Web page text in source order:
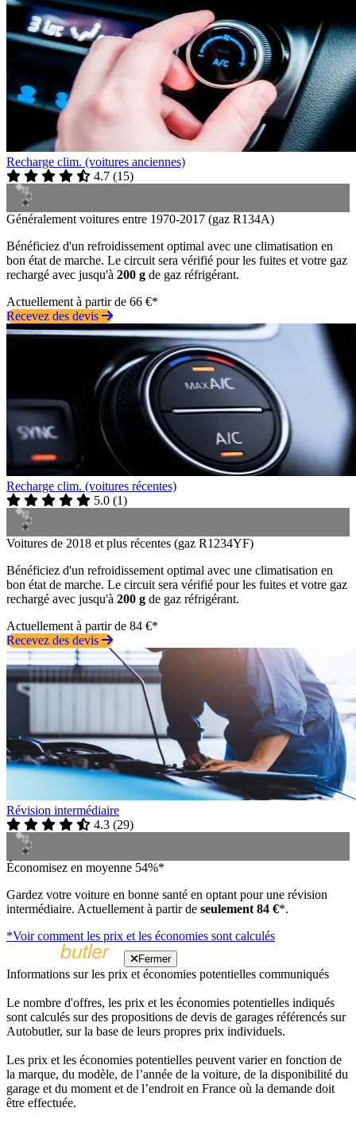
Recharge clim. (voitures anciennes)
4.7 (15)
Généralement voitures entre 1970-2017 (gaz R134A)
Bénéficiez d'un refroidissement optimal avec une climatisation en
bon état de marche. Le circuit sera vérifié pour les fuites et votre gaz
rechargé avec jusqu'à 200 g de gaz réfrigérant.
Actuellement à partir de 66 €*
Recevez des devis
Recharge clim. (voitures récentes)
5.0 (1)
Voitures de 2018 et plus récentes (gaz R1234YF)
Bénéficiez d'un refroidissement optimal avec une climatisation en
bon état de marche. Le circuit sera vérifié pour les fuites et votre gaz
rechargé avec jusqu'à 200 g de gaz réfrigérant.
Actuellement à partir de 84 €*
Recevez des devis
Révision intermédiaire
4.3 (29)
Économisez en moyenne 54%*
Gardez votre voiture en bonne santé en optant pour une révision
intermédiaire. Actuellement à partir de seulement 84 €*.
*Voir comment les prix et les économies sont calculés
Fermer
Informations sur les prix et économies potentielles communiqués
Le nombre d'offres, les prix et les économies potentielles indiqués
sont calculés sur des propositions de devis de garages référencés sur
Autobutler, sur la base de leurs propres prix individuels.
Les prix et les économies potentielles peuvent varier en fonction de
la marque, du modèle, de l’année de la voiture, de la disponibilité du
garage et du moment et de l’endroit en France où la demande doit
être effectuée.